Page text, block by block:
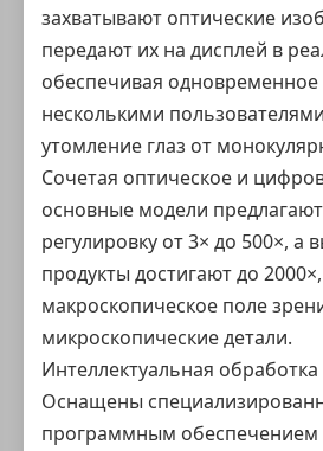
захватывают оптические
передают их на дисплей в
обеспечивая
несколькими
утомление глаз от
Сочетая оптическое и
основные модели
регулировку от 3× до 500×, а
продукты достигают до
макроскопическое поле
микроскопические детали.
Интеллектуальная
Оснащены
программным обеспечением